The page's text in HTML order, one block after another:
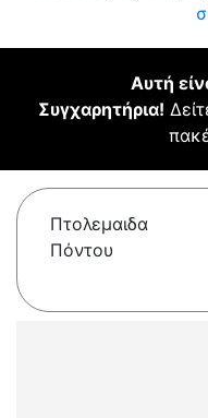
Αυτή
Συγχαρητήρια!
Πτολεμαιδα
Πόντου